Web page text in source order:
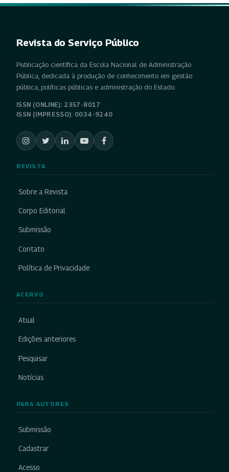
Revista do Serviço Público
Publicação científica da Escola Nacional de Administração
Pública, dedicada à produção de conhecimento em gestão
pública, políticas públicas e administração do Estado.
ISSN (ONLINE): 2357-8017
ISSN (IMPRESSO): 0034-9240
REVISTA
Sobre a Revista
Corpo Editorial
Submissão
Contato
Política de Privacidade
ACERVO
Atual
Edições anteriores
Pesquisar
Notícias
PARA AUTORES
Submissão
Cadastrar
Acesso